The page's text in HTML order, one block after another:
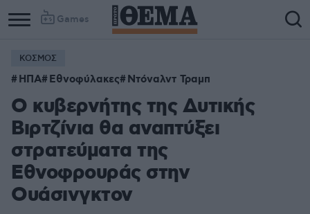
Games
ΚΟΣΜΟΣ
ΗΠΑ Εθνοφύλακες Ντόναλντ Τραμπ
Ο κυβερνήτης της Δυτικής
Βιρτζίνια θα αναπτύξει
στρατεύματα της
Εθνοφρουράς στην
Ουάσινγκτον